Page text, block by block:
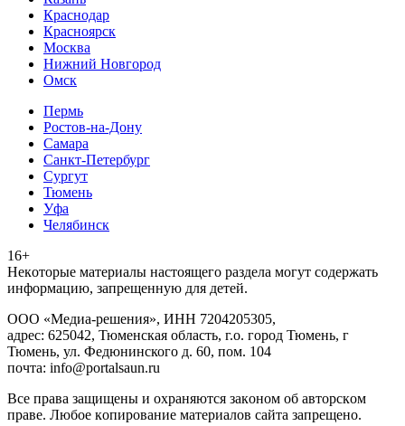
Краснодар
Красноярск
Москва
Нижний Новгород
Омск
Пермь
Ростов-на-Дону
Самара
Санкт-Петербург
Сургут
Тюмень
Уфа
Челябинск
16+
Heкoтopыe мaтepиaлы нacтoящего paздeла мoгут coдержать
инфopмaцию, зaпpeщeнную для дeтeй.
ООО «Медиа-решения», ИНН 7204205305,
адрес: 625042, Тюменская область, г.о. город Тюмень, г
Тюмень, ул. Федюнинского д. 60, пом. 104
почта: info@portalsaun.ru
Вce прaвa зaщищeны и oxpaняютcя зaкoнoм oб aвтopcкoм
прaве. Любoe кoпиpoвaниe мaтepиaлов caйтa зaпpeщeнo.